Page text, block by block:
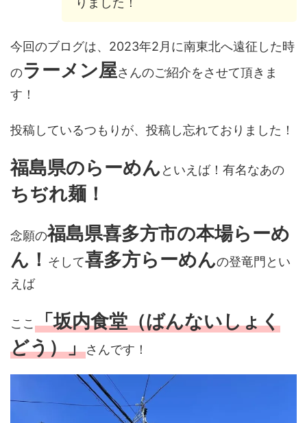
今回のブログは、2023年2月に南東北へ遠征した時
のラーメン屋さんのご紹介をさせて頂きま
す！
投稿しているつもりが、投稿し忘れておりました！
福島県のらーめん といえば！有名なあの
ちぢれ麺！
念願の福島県喜多方市の本場らーめ
ん！ そして喜多方らーめんの登竜門とい
えば
ここ 「坂内食堂（ばんないしょく
どう）」さんです！